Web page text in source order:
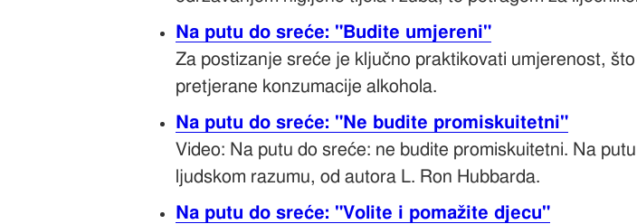
Na putu do sreće: "Budite umjereni"
Za postizanje sreće je ključno praktikovati umjerenost,
pretjerane konzumacije alkohola.
Na putu do sreće: "Ne budite promiskuitetni"
Video: Na putu do sreće: ne budite promiskuitetni. Na
ljudskom razumu, od autora L. Ron Hubbarda.
Na putu do sreće: "Volite i pomažite djecu"